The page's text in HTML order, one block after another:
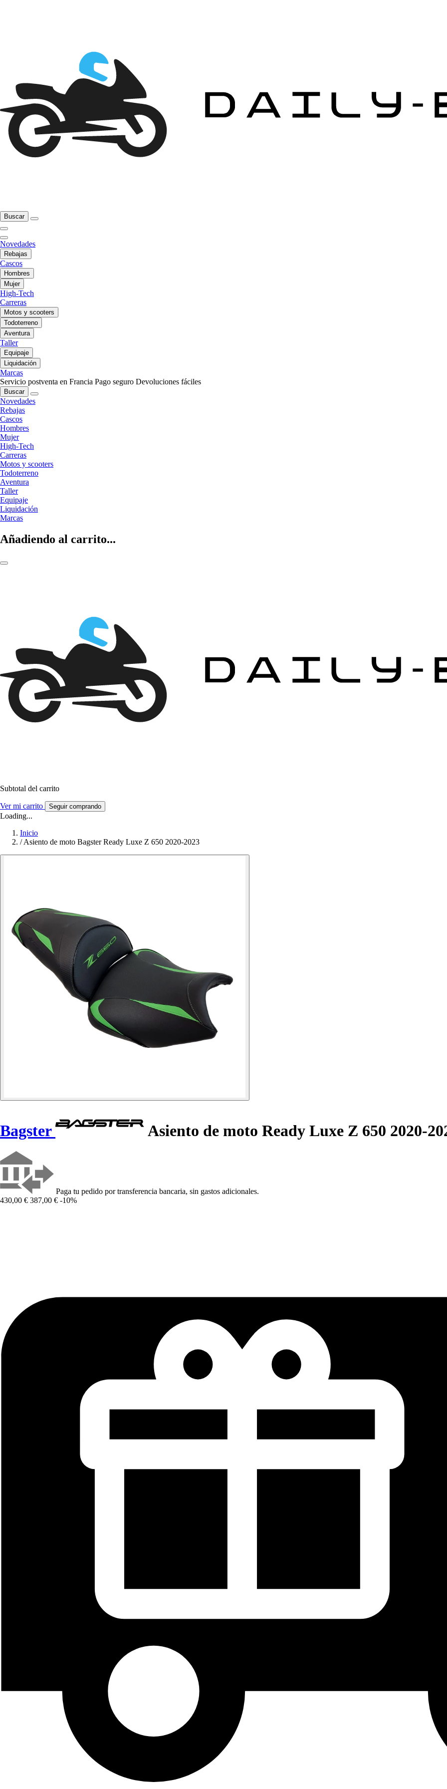
Buscar
Novedades
Rebajas
Cascos
Hombres
Mujer
High-Tech
Carreras
Motos y scooters
Todoterreno
Aventura
Taller
Equipaje
Liquidación
Marcas
Servicio postventa en Francia Pago seguro Devoluciones fáciles
Buscar
Novedades
Rebajas
Cascos
Hombres
Mujer
High-Tech
Carreras
Motos y scooters
Todoterreno
Aventura
Taller
Equipaje
Liquidación
Marcas
Añadiendo al carrito...
Subtotal del carrito
Ver mi carrito Seguir comprando
Loading...
Inicio
/ Asiento de moto Bagster Ready Luxe Z 650 2020-2023
Bagster Asiento de moto Ready Luxe Z 650 2020-
Paga tu pedido por transferencia bancaria, sin gastos adicionales.
430,00 € 387,00 € -10%